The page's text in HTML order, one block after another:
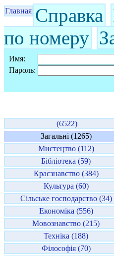
Главная Справка
по номеру
Имя:
Пароль:
(6522)
Загальні (1265)
Мистецтво (112)
Бібліотека (59)
Краєзнавство (384)
Культура (60)
Сільське господарство (34)
Економіка (556)
Мовознавство (215)
Техніка (188)
Філософія (70)